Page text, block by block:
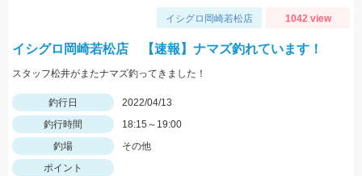
イシグロ岡崎若松店 1042 view
イシグロ岡崎若松店 【速報】ナマズ釣れています！
スタッフ松井がまたナマズ釣ってきました！
釣行日
2022/04/13
釣行時間
18:15～19:00
釣場
その他
ポイント